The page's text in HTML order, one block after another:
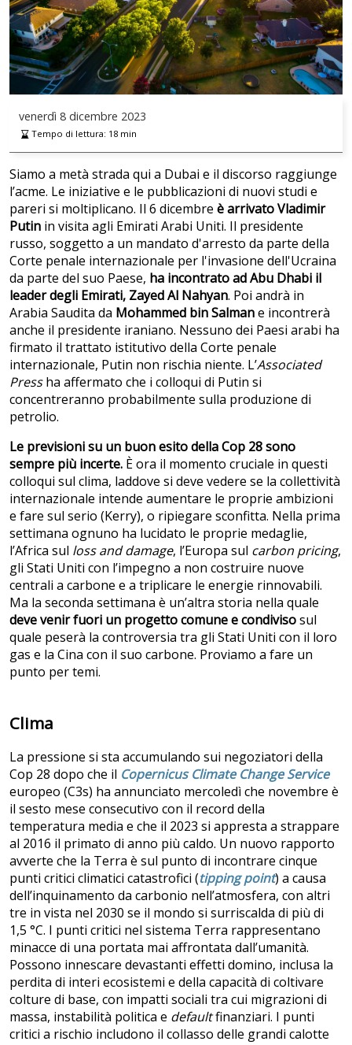
venerdì 8 dicembre 2023
Tempo di lettura: 18min
Siamo a metà strada qui a Dubai e il discorso raggiunge
l’acme. Le iniziative e le pubblicazioni di nuovi studi e
pareri si moltiplicano. Il 6 dicembre è arrivato Vladimir
Putin in visita agli Emirati Arabi Uniti. Il presidente
russo, soggetto a un mandato d'arresto da parte della
Corte penale internazionale per l'invasione dell'Ucraina
da parte del suo Paese, ha incontrato ad Abu Dhabi il
leader degli Emirati, Zayed Al Nahyan. Poi andrà in
Arabia Saudita da Mohammed bin Salmane incontrerà
anche il presidente iraniano. Nessuno dei Paesi arabi ha
firmato il trattato istitutivo della Corte penale
internazionale, Putin non rischia niente. L’Associated
Pressha affermato che i colloqui di Putin si
concentreranno probabilmente sulla produzione di
petrolio.
Le previsioni su un buon esito della Cop 28 sono
sempre più incerte. È ora il momento cruciale in questi
colloqui sul clima, laddove si deve vedere se la collettività
internazionale intende aumentare le proprie ambizioni
e fare sul serio (Kerry), o ripiegare sconfitta. Nella prima
settimana ognuno ha lucidato le proprie medaglie,
l’Africa sul loss and damage, l’Europa sul carbon pricing,
gli Stati Uniti con l’impegno a non costruire nuove
centrali a carbone e a triplicare le energie rinnovabili.
Ma la seconda settimana è un’altra storia nella quale
deve venir fuori un progetto comune e condivisosul
quale peserà la controversia tra gli Stati Uniti con il loro
gas e la Cina con il suo carbone. Proviamo a fare un
punto per temi.
Clima
La pressione si sta accumulando sui negoziatori della
Cop 28 dopo che il Copernicus Climate Change Service
europeo (C3s) ha annunciato mercoledì che novembre è
il sesto mese consecutivo con il record della
temperatura media e che il 2023 si appresta a strappare
al 2016 il primato di anno più caldo. Un nuovo rapporto
avverte che la Terra è sul punto di incontrare cinque
punti critici climatici catastrofici (tipping point) a causa
dell’inquinamento da carbonio nell’atmosfera, con altri
tre in vista nel 2030 se il mondo si surriscalda di più di
1,5 °C. I punti critici nel sistema Terra rappresentano
minacce di una portata mai affrontata dall’umanità.
Possono innescare devastanti effetti domino, inclusa la
perdita di interi ecosistemi e della capacità di coltivare
colture di base, con impatti sociali tra cui migrazioni di
massa, instabilità politica e defaultfinanziari. I punti
critici a rischio includono il collasso delle grandi calotte